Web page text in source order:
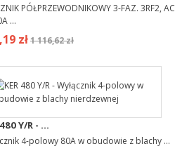
PÓŁPRZEWODNIKOWY 3-FAZ. 3RF2, AC
...
zł1 116,62 zł
Y/R - ...
4-polowy 80A w obudowie z blachy ...